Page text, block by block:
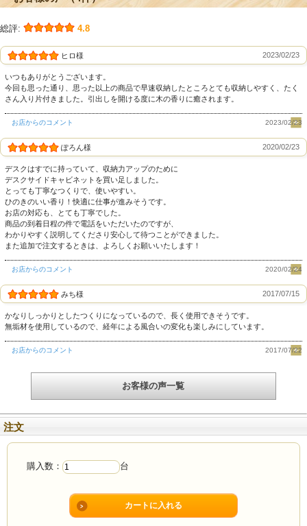
総評: 4.8
ヒロ様 2023/02/23
いつもありがとうございます。
今回も思った通り、思った以上の商品で早速収納したところとても収納しやすく、たく
さん入り片付きました。引出しを開ける度に木の香りに癒されます。
お店からのコメント 2023/02/23
ぽろん様 2020/02/23
デスクはすでに持っていて、収納力アップのために
デスクサイドキャビネットを買い足しました。
とっても丁寧なつくりで、使いやすい。
ひのきのいい香り！快適に仕事が進みそうです。
お店の対応も、とても丁寧でした。
商品の到着日程の件で電話をいただいたのですが、
わかりやすく説明してくださり安心して待つことができました。
また追加で注文するときは、よろしくお願いいたします！
お店からのコメント 2020/02/24
みち様 2017/07/15
かなりしっかりとしたつくりになっているので、長く使用できそうです。
無垢材を使用しているので、経年による風合いの変化も楽しみにしています。
お店からのコメント 2017/07/22
お客様の声一覧
注文
購入数： 台